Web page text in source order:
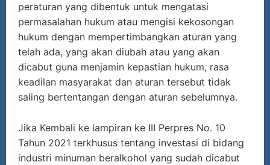
peraturan yang dibentuk untuk mengatasi
permasalahan hukum atau mengisi kekosongan
hukum dengan mempertimbangkan aturan yang
telah ada, yang akan diubah atau yang akan
dicabut guna menjamin kepastian hukum, rasa
keadilan masyarakat dan aturan tersebut tidak
saling bertentangan dengan aturan sebelumnya.
Jika Kembali ke lampiran ke III Perpres No. 10
Tahun 2021 terkhusus tentang investasi di bidang
industri minuman beralkohol yang sudah dicabut